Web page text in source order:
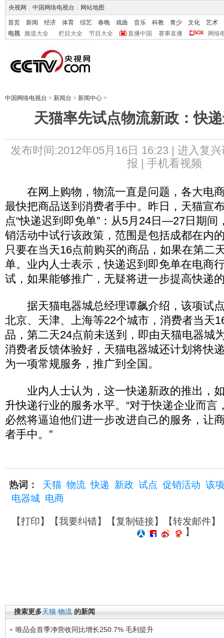
央视网 中国网络电视台 网站地图
首页 新闻 经济 体育 综艺 春晚 戏曲 音乐 科教 青少 文化
艺术
电视
频道大全 栏目大全 节目大全 直播中国 赛事直播 网络
中国网络电视台 > 新闻台 > 新闻中心 >
天猫率先试点物流新政：快
发布时间:2012年05月16日 16:23 | 进入复兴
报 | 手机看视频
在网上购物，物流一直是问题，各大电
最快把商品送到消费者手中。昨日，天猫宣
点“快递迟到即免单”：从5月24日—27日期间
销活动中试行该政策，范围是包括成都在内
只要在当天16点前购买的商品，如果在第二
单。业内人士表示，快递迟到即免单在电商
试，如果能够推广，无疑将进一步提高快递
据天猫电器城总经理谭飙介绍，该项试
北京、天津、上海等22个城市，消费者当天
品，第二天24点前未送到，即由天猫电器城
消费者反馈体验好，天猫电器城还计划将快
为一项常规服务，推广到全国。
业内人士认为，这一快递新政的推出，
升快递行业的服务水平。“对于快递企业而言
必然将逼迫他们进一步改进自己的服务，让
者手中。”
热词： 天猫 物流 快递 新政 试点 促销活动 该项
电器城 电商
【打印】【我要纠错】【复制链接】【转发邮件】
】
搜索更多天猫 物流 的新闻
唯品会首季净营收同比增长250.7% 毛利提升